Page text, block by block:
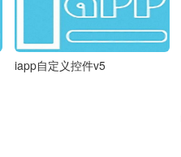
iapp自定义控件v5